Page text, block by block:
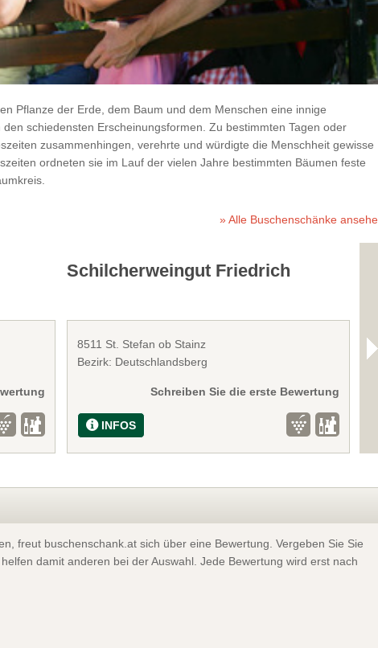
Pflanze der Erde, dem Baum und dem Menschen eine innige
schiedensten Erscheinungsformen. Zu bestimmten Tagen oder
zusammenhingen, verehrte und würdigte die Menschheit gewisse
ordneten sie im Lauf der vielen Jahre bestimmten Bäumen feste
» Alle Buschenschänke
Schilcherweingut Friedrich
8511 St. Stefan ob Stainz
Bezirk: Deutschlandsberg
Schreiben Sie die erste Bewertung
INFOS
freut buschenschank.at sich über eine Bewertung. Vergeben Sie Sie
damit anderen bei der Auswahl. Jede Bewertung wird erst nach